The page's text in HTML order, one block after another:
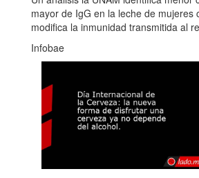
mayor de IgG en la leche de mujeres
modifica la inmunidad transmitida al
Infobae